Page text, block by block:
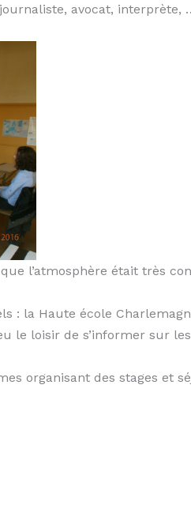
avocat,
l’atmosphère était très
la Haute école
le loisir de s’informer sur
organisant des stages et